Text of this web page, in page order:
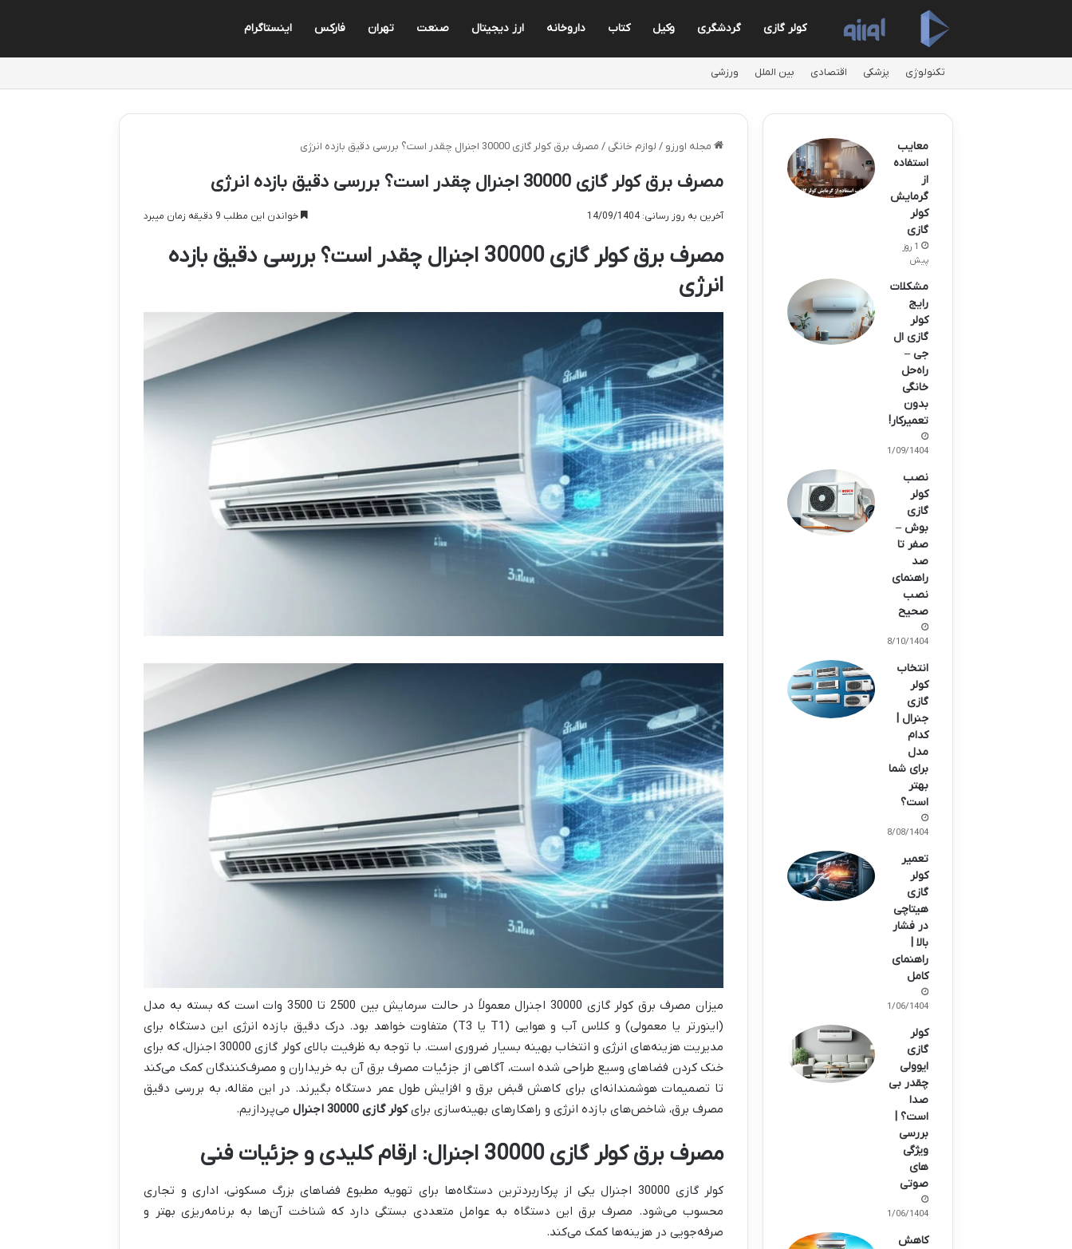
کولر گازی گردشگری وکیل کتاب داروخانه ارز دیجیتال صنعت تهران فارکس اینستاگرام
تکنولوژی پزشکی اقتصادی بین الملل ورزشی
مجله اورزو / لوازم خانگی / مصرف برق کولر گازی 30000 اجنرال چقدر است؟ بررسی دقیق بازده انرژی
مصرف برق کولر گازی 30000 اجنرال چقدر است؟ بررسی دقیق بازده انرژی
آخرین به روز رسانی: 14/09/1404 خواندن این مطلب 9 دقیقه زمان میبرد
مصرف برق کولر گازی 30000 اجنرال چقدر است؟ بررسی دقیق بازده
انرژی
میزان مصرف برق کولر گازی 30000 اجنرال معمولاً در حالت سرمایش بین 2500 تا 3500 وات است که بسته به مدل
(اینورتر یا معمولی) و کلاس آب و هوایی (T1 یا T3) متفاوت خواهد بود. درک دقیق بازده انرژی این دستگاه برای
مدیریت هزینه‌های انرژی و انتخاب بهینه بسیار ضروری است. با توجه به ظرفیت بالای کولر گازی 30000 اجنرال، که برای
خنک کردن فضاهای وسیع طراحی شده است، آگاهی از جزئیات مصرف برق آن به خریداران و مصرف‌کنندگان کمک می‌کند
تا تصمیمات هوشمندانه‌ای برای کاهش قبض برق و افزایش طول عمر دستگاه بگیرند. در این مقاله، به بررسی دقیق
مصرف برق، شاخص‌های بازده انرژی و راهکارهای بهینه‌سازی برایکولر گازی 30000 اجنرال می‌پردازیم.
مصرف برق کولر گازی 30000 اجنرال: ارقام کلیدی و جزئیات فنی
کولر گازی 30000 اجنرال یکی از پرکاربردترین دستگاه‌ها برای تهویه مطبوع فضاهای بزرگ مسکونی، اداری و تجاری
محسوب می‌شود. مصرف برق این دستگاه به عوامل متعددی بستگی دارد که شناخت آن‌ها به برنامه‌ریزی بهتر و
صرفه‌جویی در هزینه‌ها کمک می‌کند.
معایب
استفاده
از
گرمایش
کولر
گازی
1 روز
پیش
مشکلات
رایج
کولر
گازی ال
جی –
راه‌حل
خانگی
بدون
تعمیرکار!
21/09/1404
نصب
کولر
گازی
بوش –
صفر تا
صد
راهنمای
نصب
صحیح
08/10/1404
انتخاب
کولر
گازی
جنرال |
کدام
مدل
برای شما
بهتر
است؟
18/08/1404
تعمیر
کولر
گازی
هیتاچی
در فشار
بالا |
راهنمای
کامل
31/06/1404
کولر
گازی
ایوولی
چقدر بی
صدا
است؟ |
بررسی
ویژگی
های
صوتی
11/06/1404
کاهش